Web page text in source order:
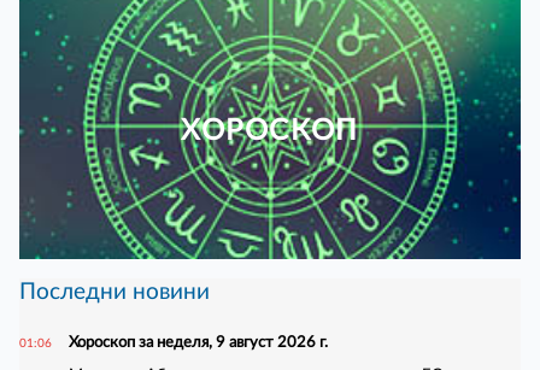
ХОРОСКОП
Последни новини
01:06 Хороскоп за неделя, 9 август 2026 г.